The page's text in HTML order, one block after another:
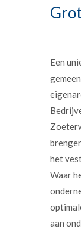
Een
het
Waar
aan